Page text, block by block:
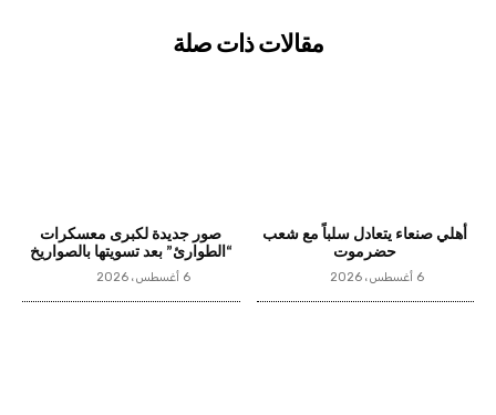
مقالات ذات صلة
أهلي صنعاء يتعادل سلباً مع شعب
حضرموت
6 أغسطس، 2026
صور جديدة لكبرى معسكرات
“الطوارئ” بعد تسويتها بالصواريخ
6 أغسطس، 2026